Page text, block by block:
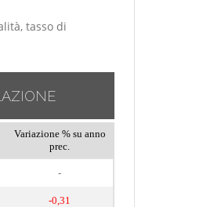
tasso di
Variazione % su anno
prec.
-
-0,31